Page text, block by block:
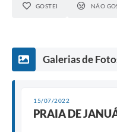
GOSTEI NÃO
Galerias de
15/07/2022
PRAIA DE